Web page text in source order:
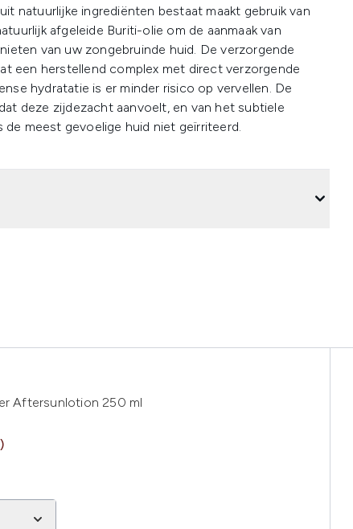
natuurlijke ingrediënten bestaat maakt gebruik van
afgeleide Buriti-olie om de aanmaak van
van uw zongebruinde huid. De verzorgende
een herstellend complex met direct verzorgende
hydratatie is er minder risico op vervellen. De
deze zijdezacht aanvoelt, en van het subtiele
de meest gevoelige huid niet geïrriteerd.
Aftersunlotion 250 ml